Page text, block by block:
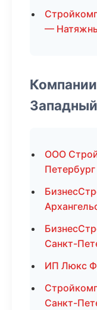
—
ООО
Петербург
Санкт-
ИП Люкс
Санкт-